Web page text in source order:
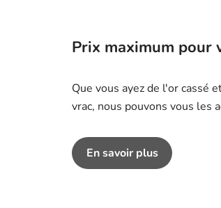
Prix maximum pour
Que vous ayez de l'or cassé
vrac, nous pouvons vous les
En savoir plus